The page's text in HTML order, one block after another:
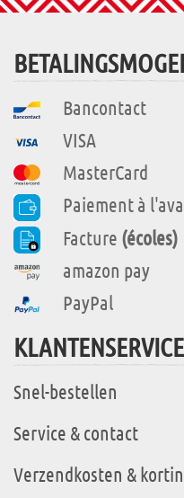
Bancontact
VISA
MasterCard
Paiement à
Facture (écoles)
amazon pay
PayPal
KLANTENSERVICE
Snel-bestellen
Service & contact
Verzendkosten &